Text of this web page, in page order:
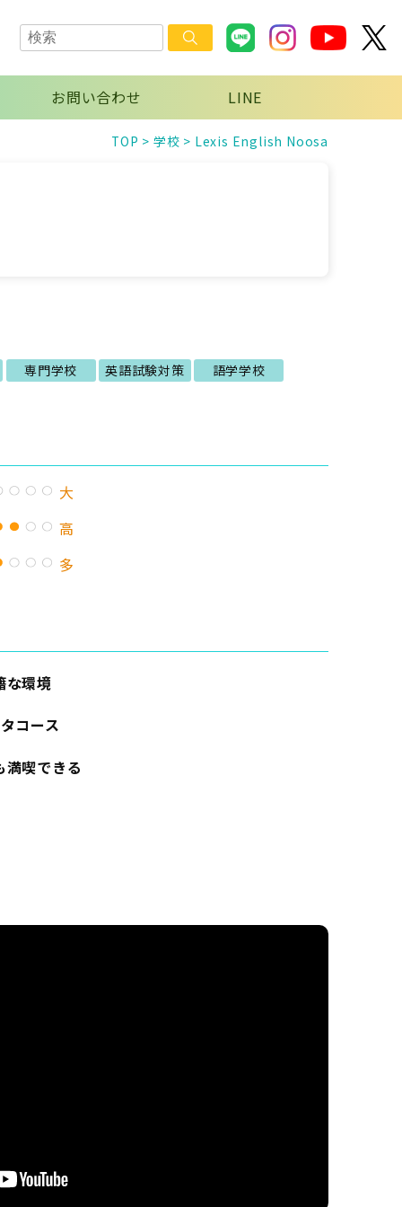
お問い合わせ LINE
TOP > 学校 > Lexis English Noosa
専門学校 英語試験対策
語学学校
大
高
多
な環境
コース
満喫できる